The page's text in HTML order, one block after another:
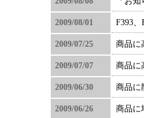
2009/08/01 F393
2009/07/25 商品に
2009/07/07 商品に
2009/06/30 商品に
2009/06/26 商品に